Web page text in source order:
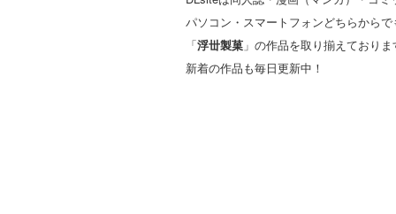
パソコン・スマートフォンどちらから
「浮丗製菓 」の作品を取り揃えておりま
新着の作品も毎日更新中！